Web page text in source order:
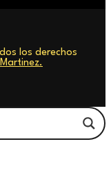
los derechos